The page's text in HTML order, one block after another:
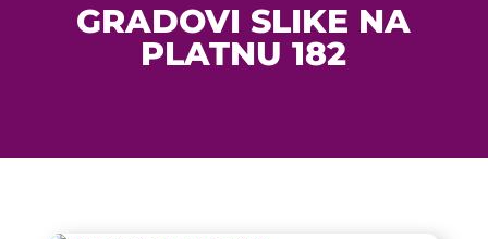
GRADOVI SLIKE NA
PLATNU 182